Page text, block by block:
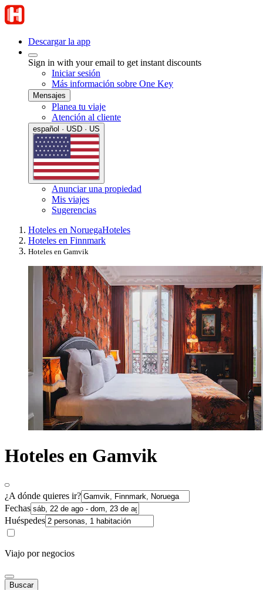
Descargar la app
Sign in with your email to get instant discounts
Iniciar sesión
Más información sobre One Key
Mensajes
Planea tu viaje
Atención al cliente
español · USD · US
Anunciar una propiedad
Mis viajes
Sugerencias
Hoteles en NoruegaHoteles
Hoteles en Finnmark
Hoteles en Gamvik
Hoteles en Gamvik
¿A dónde quieres ir?
Fechas
Huéspedes
Viajo por negocios
Buscar